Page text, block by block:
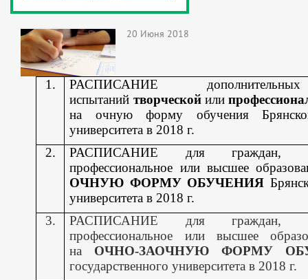
20 Июня 2018
1.
РАСПИСАНИЕ
испытаний творческой или
на очную форму обучения
университета в 2018 г.
2.
РАСПИСАНИЕ для граждан,
профессиональное или высшее
ОЧНУЮ ФОРМУ ОБУЧЕНИЯ
университета в 2018 г.
3.
РАСПИСАНИЕ для граждан,
профессиональное или высшее
на ОЧНО-ЗАОЧНУЮ ФОРМУ
государственного университета в 2018 г.